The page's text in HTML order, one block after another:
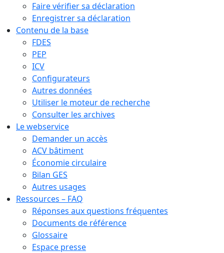
Faire vérifier sa déclaration
Enregistrer sa déclaration
Contenu de la base
FDES
PEP
ICV
Configurateurs
Autres données
Utiliser le moteur de recherche
Consulter les archives
Le webservice
Demander un accès
ACV bâtiment
Économie circulaire
Bilan GES
Autres usages
Ressources – FAQ
Réponses aux questions fréquentes
Documents de référence
Glossaire
Espace presse